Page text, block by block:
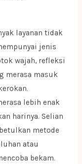
layanan tidak
jenis
wajah, refleksi
merasa masuk
lebih enak
harinya. Selian
metode
atau
bekam.